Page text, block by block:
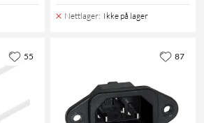
Nettlager: Ikke på lager
55 87